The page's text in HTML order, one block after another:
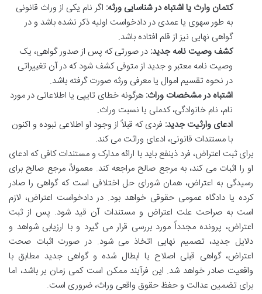
کتمان وارث یا اشتباه در شناسایی ورثه: اگر نام یکی از وراث قانونی
به طور سهوی یا عمدی در دادخواست اولیه ذکر نشده باشد و در
گواهی نهایی نیز از قلم افتاده باشد.
کشف وصیت نامه جدید: در صورتی که پس از صدور گواهی، یک
وصیت نامه معتبر و جدید از متوفی کشف شود که در آن تغییراتی
در نحوه تقسیم اموال یا معرفی ورثه صورت گرفته باشد.
اشتباه در مشخصات وراث: هرگونه خطای تایپی یا اطلاعاتی در مورد
نام، نام خانوادگی، کدملی یا نسبت وراث.
ادعای وارثیت جدید: فردی که قبلاً از وجود او اطلاعی نبوده و اکنون
با مستندات قانونی، ادعای وراثت می کند.
برای ثبت اعتراض، فرد ذینفع باید با ارائه مدارک و مستندات کافی که ادعای
او را اثبات می کند، به مرجع صالح مراجعه کند. معمولاً، مرجع صالح برای
رسیدگی به اعتراض، همان شورای حل اختلافی است که گواهی را صادر
کرده یا دادگاه عمومی حقوقی خواهد بود. در دادخواست اعتراض، لازم
است به صراحت علت اعتراض و مستندات آن قید شود. پس از ثبت
اعتراض، پرونده مجدداً مورد بررسی قرار می گیرد و با ارزیابی شواهد و
دلایل جدید، تصمیم نهایی اتخاذ می شود. در صورت اثبات صحت
اعتراض، گواهی قبلی اصلاح یا ابطال شده و گواهی جدید مطابق با
واقعیت صادر خواهد شد. این فرآیند ممکن است کمی زمان بر باشد، اما
برای تضمین عدالت و حفظ حقوق واقعی وراث، ضروری است.